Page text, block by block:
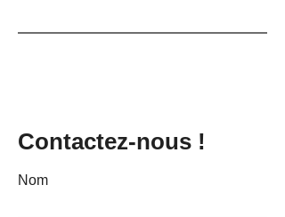
Contactez-nous !
Nom